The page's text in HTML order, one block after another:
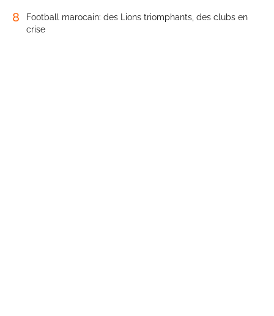
8
Football marocain: des Lions triomphants, des clubs en
crise